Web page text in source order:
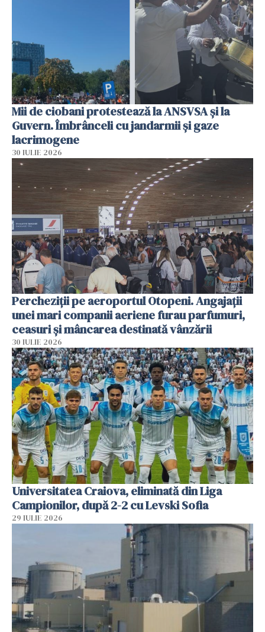
Mii de ciobani protestează la ANSVSA și la
Guvern. Îmbrânceli cu jandarmii și gaze
lacrimogene
30 IULIE 2026
Percheziții pe aeroportul Otopeni. Angajații
unei mari companii aeriene furau parfumuri,
ceasuri și mâncarea destinată vânzării
30 IULIE 2026
Universitatea Craiova, eliminată din Liga
Campionilor, după 2-2 cu Levski Sofia
29 IULIE 2026